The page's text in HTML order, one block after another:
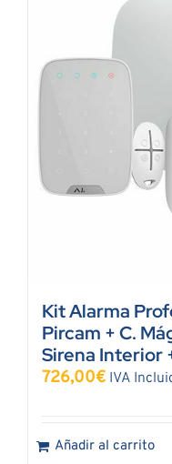
Kit Alarma
Pircam + C.
Sirena Interior
726,00€ IVA
Añadir al carrito